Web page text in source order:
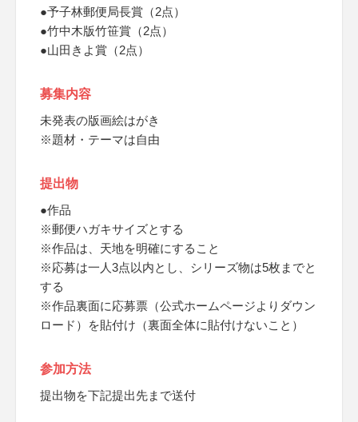
●予子林郵便局長賞（2点）
●竹中木版竹笹賞（2点）
●山田きよ賞（2点）
募集内容
未発表の版画絵はがき
※題材・テーマは自由
提出物
●作品
※郵便ハガキサイズとする
※作品は、天地を明確にすること
※応募は一人3点以内とし、シリーズ物は5枚までと
する
※作品裏面に応募票（公式ホームページよりダウン
ロード）を貼付け（裏面全体に貼付けないこと）
参加方法
提出物を下記提出先まで送付